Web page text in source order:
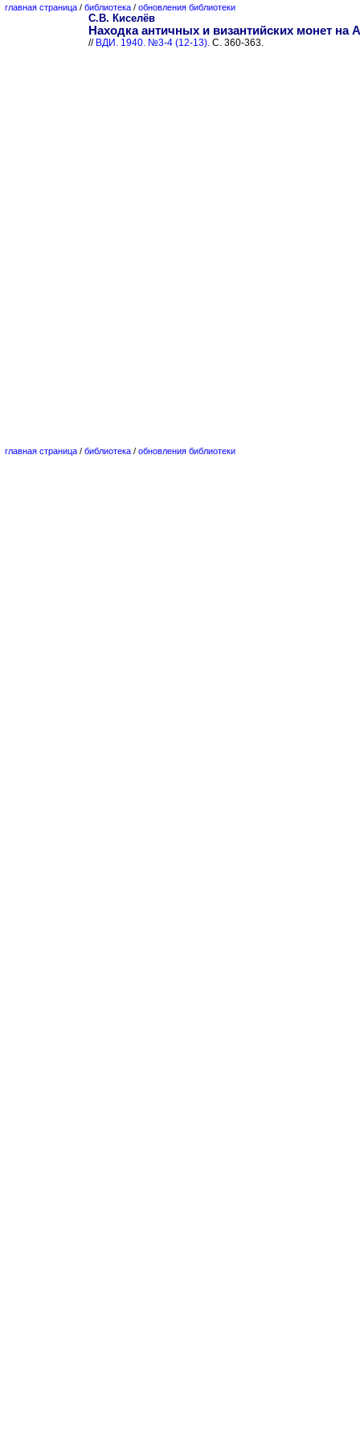
главная страница / библиотека / обновления библиотеки
С.В. Киселёв
Находка античных и византийских монет на
// ВДИ. 1940. №3-4 (12-13). С. 360-363.
главная страница / библиотека / обновления библиотеки